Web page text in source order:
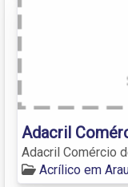
Adacril
Adacril Comércio
Acrílico em